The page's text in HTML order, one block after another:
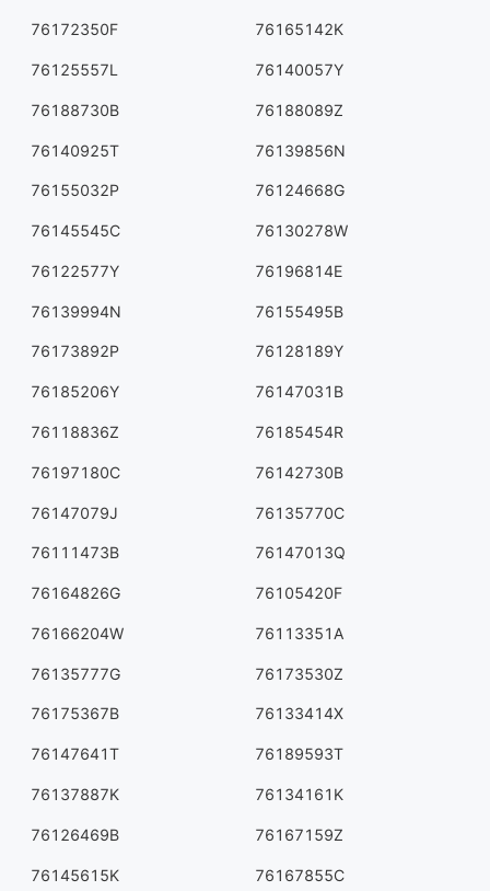
76172350F 76165142K
76125557L 76140057Y
76188730B 76188089Z
76140925T 76139856N
76155032P 76124668G
76145545C 76130278W
76122577Y 76196814E
76139994N 76155495B
76173892P 76128189Y
76185206Y 76147031B
76118836Z 76185454R
76197180C 76142730B
76147079J 76135770C
76111473B 76147013Q
76164826G 76105420F
76166204W 76113351A
76135777G 76173530Z
76175367B 76133414X
76147641T 76189593T
76137887K 76134161K
76126469B 76167159Z
76145615K 76167855C